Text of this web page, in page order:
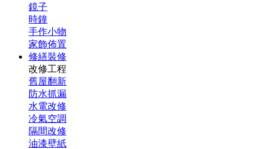
鏡子
時鐘
手作小物
家飾佈置
修繕裝修
改修工程
舊屋翻新
防水抓漏
水電改修
冷氣空調
隔間改修
油漆壁紙